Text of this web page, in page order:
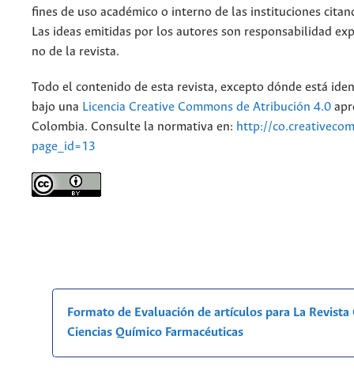
fines de uso académico o interno de las instituciones
Las ideas emitidas por los autores son responsabilidad
no de la revista.
Todo el contenido de esta revista, excepto dónde está
bajo una Licencia Creative Commons de Atribución 4.0
Colombia. Consulte la normativa en: http://
page_id=13
Formato de Evaluación de artículos para La
Ciencias Químico Farmacéuticas